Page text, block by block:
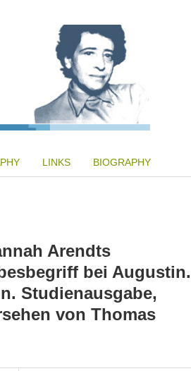
LINKS BIOGRAPHY
Arendts
bei Augustin.
Studienausgabe,
von Thomas